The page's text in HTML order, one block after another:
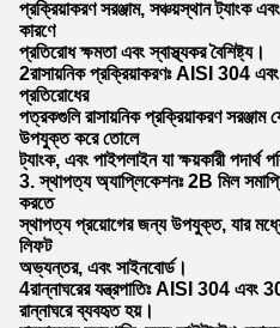
প্রক্রিয়াকরণ সরঞ্জাম, সঞ্চয়স্থান ট্যাংক
কারণে
প্রতিরোধ ক্ষমতা এবং স্বাস্থ্যকর বৈশিষ্ট্য।
2রাসায়নিক প্রক্রিয়াকরণঃ AISI 304
প্রতিরোধের
পত্রকগুলি রাসায়নিক প্রক্রিয়াকরণ
উপযুক্ত করে তোলে
ট্যাংক, এবং পাইপলাইন যা ক্ষয়কারী পদার্থ
3. স্থাপত্য অ্যাপ্লিকেশনঃ 2B মিল
করতে
স্থাপত্য প্রয়োগের জন্য উপযুক্ত, যার
লিফট
অভ্যন্তর, এবং সাইনবোর্ড।
4রান্নাঘরের যন্ত্রপাতিঃ AISI 304 এবং
রান্নাঘরে ব্যবহৃত হয়।